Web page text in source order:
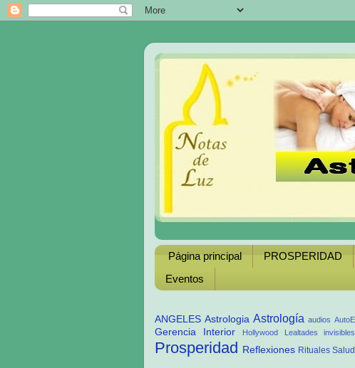
Página principal PROSPERIDAD
Eventos
ANGELES Astrologia Astrología audios
Gerencia Interior Hollywood Lealtades invisibles
Prosperidad Reflexiones Rituales Salud